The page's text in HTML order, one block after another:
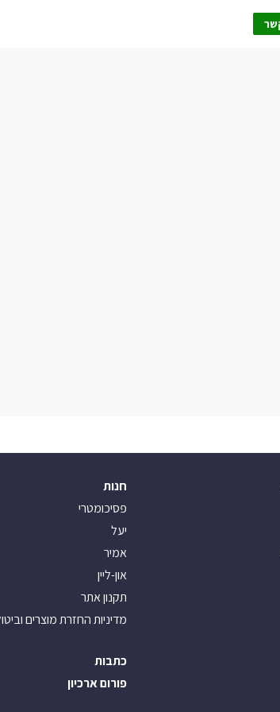
חנות
פסיכומטרי
יעל
אמיר
און-ליין
תקנון אתר
מדיניות החזרת מוצרים
כתבות
פורום ארכיון